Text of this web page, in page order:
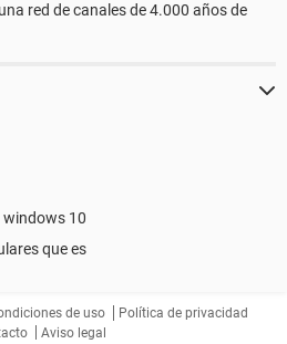
red de canales de 4.000 años de
windows 10
que es
de uso
Política de privacidad
Aviso legal